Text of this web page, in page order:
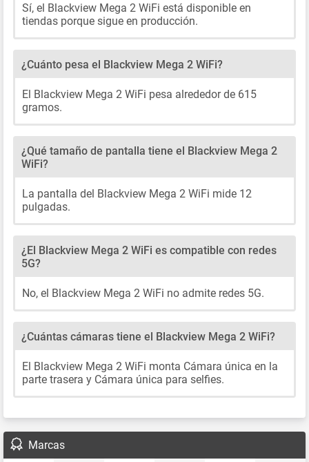
Sí, el Blackview Mega 2 WiFi está disponible en
tiendas porque sigue en producción.
¿Cuánto pesa el Blackview Mega 2 WiFi?
El Blackview Mega 2 WiFi pesa alrededor de 615
gramos.
¿Qué tamaño de pantalla tiene el Blackview Mega 2
WiFi?
La pantalla del Blackview Mega 2 WiFi mide 12
pulgadas.
¿El Blackview Mega 2 WiFi es compatible con redes
5G?
No, el Blackview Mega 2 WiFi no admite redes 5G.
¿Cuántas cámaras tiene el Blackview Mega 2 WiFi?
El Blackview Mega 2 WiFi monta Cámara única en la
parte trasera y Cámara única para selfies.
Marcas